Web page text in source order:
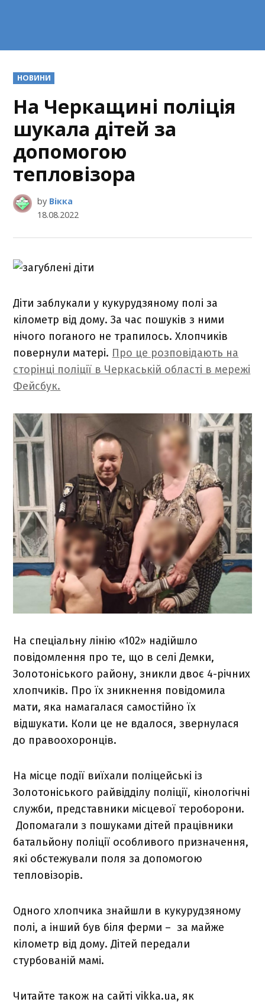
POSTED
IN
НОВИНИ
На Черкащині поліція
шукала дітей за
допомогою
тепловізора
by Вікка
18.08.2022
Діти заблукали у кукурудзяному полі за
кілометр від дому. За час пошуків з ними
нічого поганого не трапилось. Хлопчиків
повернули матері. Про це розповідають на
сторінці поліції в Черкаській області в мережі
Фейсбук.
На спеціальну лінію «102» надійшло
повідомлення про те, що в селі Демки,
Золотоніського району, зникли двоє 4-річних
хлопчиків. Про їх зникнення повідомила
мати, яка намагалася самостійно їх
відшукати. Коли це не вдалося, звернулася
до правоохоронців.
На місце події виїхали поліцейські із
Золотоніського райвідділу поліції, кінологічні
служби, представники місцевої тероборони.
Допомагали з пошуками дітей працівники
батальйону поліції особливого призначення,
які обстежували поля за допомогою
тепловізорів.
Одного хлопчика знайшли в кукурудзяному
полі, а інший був біля ферми – за майже
кілометр від дому. Дітей передали
стурбованій мамі.
Читайте також на сайті vikka.ua, як